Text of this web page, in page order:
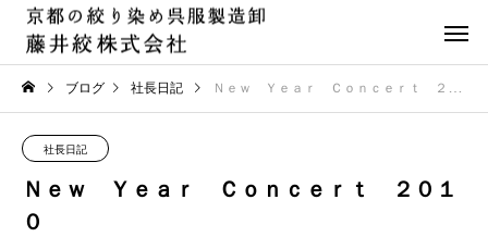
ブログ 社長日記 Ｎｅｗ Ｙｅａｒ Ｃｏｎｃｅｒｔ ２０１０
社長日記
Ｎｅｗ Ｙｅａｒ Ｃｏｎｃｅｒｔ ２０１
０